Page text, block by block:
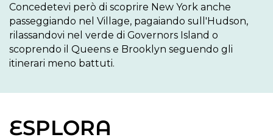
Concedetevi però di scoprire New York anche
passeggiando nel Village, pagaiando sull'Hudson,
rilassandovi nel verde di Governors Island o
scoprendo il Queens e Brooklyn seguendo gli
itinerari meno battuti.
ESPLORA